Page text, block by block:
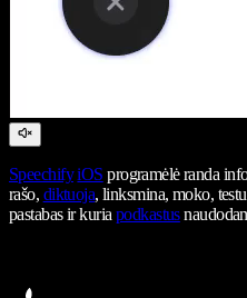
Speechify iOS programėlė randa
rašo, diktuoja, linksmina, moko,
pastabas ir kuriapodkastus